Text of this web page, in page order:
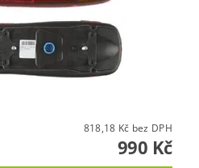
818,18 Kč bez DPH
990 Kč